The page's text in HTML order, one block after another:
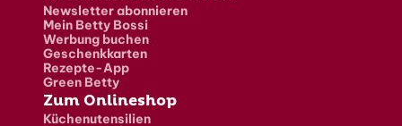
Newsletter abonnieren
Mein Betty Bossi
Werbung buchen
Geschenkkarten
Rezepte-App
Green Betty
Zum Onlineshop
Küchenutensilien